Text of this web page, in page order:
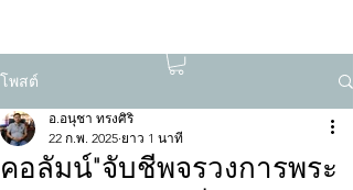
โพสต์
คอลัมน์"จับชีพจรวงการพระ
อ.อนุชา ทรงศิริ
22 ก.พ. 2025 ยาว 1 นาที